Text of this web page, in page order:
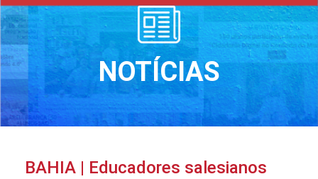
NOTÍCIAS
BAHIA | Educadores salesianos